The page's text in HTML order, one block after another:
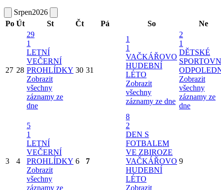
Srpen2026
Po Út St Čt Pá So Ne
27 28
29
1
LETNÍ
VEČERNÍ
PROHLÍDKY
Zobrazit
všechny
záznamy ze
dne
30 31
1
1
VAČKÁŘOVO
HUDEBNÍ
LÉTO
Zobrazit
všechny
záznamy ze dne
2
1
DĚTSKÉ
Zobrazit
všechny
záznamy ze
dne
3 4
5
1
LETNÍ
VEČERNÍ
PROHLÍDKY
Zobrazit
všechny
záznamy ze
6 7
8
2
DEN S
FOTBALEM
VE ZBIROZE
VAČKÁŘOVO
HUDEBNÍ
LÉTO
Zobrazit
9